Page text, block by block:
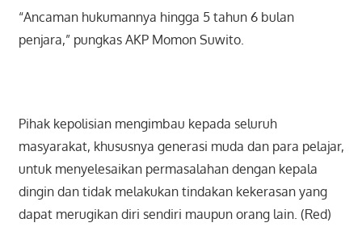
“Ancaman hukumannya hingga 5 tahun 6 bulan
penjara,” pungkas AKP Momon Suwito.
Pihak kepolisian mengimbau kepada seluruh
masyarakat, khususnya generasi muda dan para pelajar,
untuk menyelesaikan permasalahan dengan kepala
dingin dan tidak melakukan tindakan kekerasan yang
dapat merugikan diri sendiri maupun orang lain. (Red)